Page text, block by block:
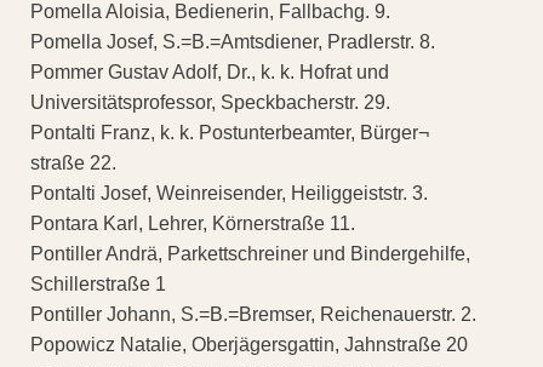
Pomella Aloisia, Bedienerin, Fallbachg. 9.
Pomella Josef, S.=B.=Amtsdiener, Pradlerstr. 8.
Pommer Gustav Adolf, Dr., k. k. Hofrat und
Universitätsprofessor, Speckbacherstr. 29.
Pontalti Franz, k. k. Postunterbeamter, Bürger¬
straße 22.
Pontalti Josef, Weinreisender, Heiliggeiststr. 3.
Pontara Karl, Lehrer, Körnerstraße 11.
Pontiller Andrä, Parkettschreiner und Bindergehilfe,
Schillerstraße 1
Pontiller Johann, S.=B.=Bremser, Reichenauerstr. 2.
Popowicz Natalie, Oberjägersgattin, Jahnstraße 20